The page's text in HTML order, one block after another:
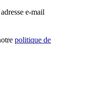
e-mail
politique de